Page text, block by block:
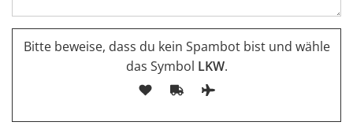
Bitte beweise, dass du kein Spambot bist und wähle
das Symbol LKW.